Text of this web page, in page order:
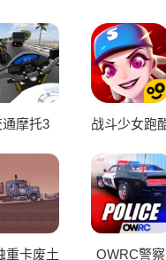
通摩托3 战斗少女跑
重卡废土 OWRC警察